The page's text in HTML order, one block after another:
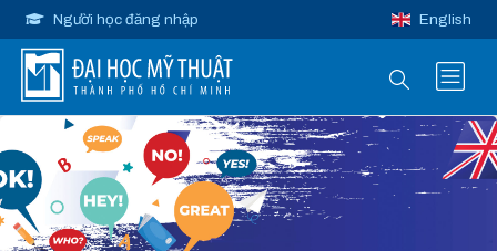
Người học đăng nhập English